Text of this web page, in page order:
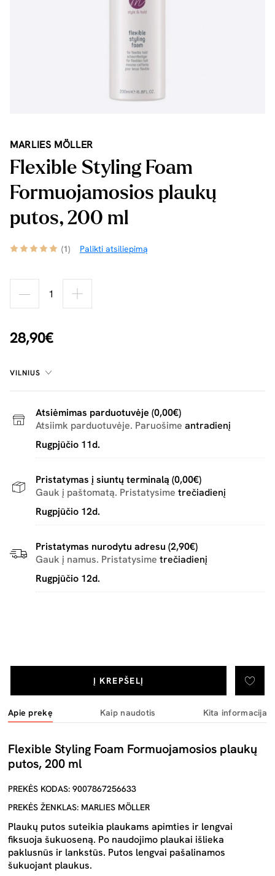
MARLIES MÖLLER
Flexible Styling Foam
Formuojamosios plaukų
putos, 200 ml
(1) Palikti atsiliepimą
28,90€
Į KREPŠELĮ
VILNIUS
Atsiėmimas parduotuvėje (0,00€)
Atsiimk parduotuvėje. Paruošime antradienį
Rugpjūčio 11d.
Pristatymas į siuntų terminalą (0,00€)
Gauk į paštomatą. Pristatysime trečiadienį
Rugpjūčio 12d.
Pristatymas nurodytu adresu (2,90€)
Gauk į namus. Pristatysime trečiadienį
Rugpjūčio 12d.
Apie prekę Kaip naudotis Kita informacija
Flexible Styling Foam Formuojamosios plaukų
putos, 200 ml
PREKĖS KODAS: 9007867256633
PREKĖS ŽENKLAS: MARLIES MÖLLER
Plaukų putos suteikia plaukams apimties ir lengvai
fiksuoja šukuoseną. Po naudojimo plaukai išlieka
paklusnūs ir lankstūs. Putos lengvai pašalinamos
šukuojant plaukus.